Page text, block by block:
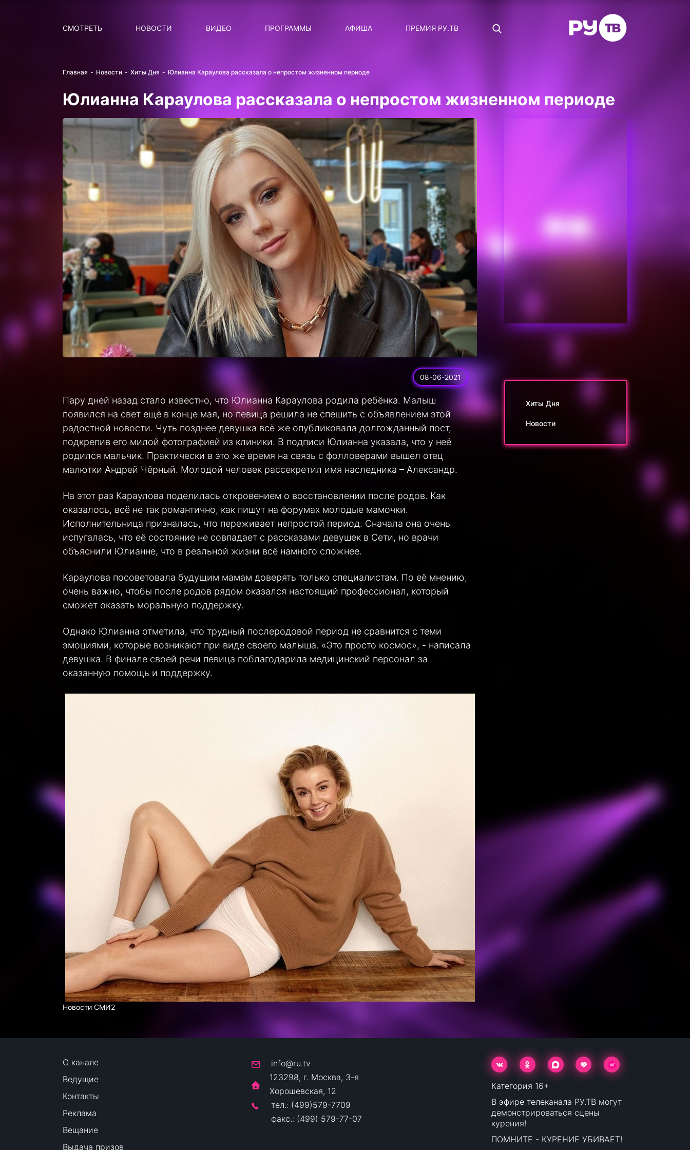
СМОТРЕТЬ НОВОСТИ
ВИДЕО
ПРОГРАММЫ
СТАТУС: В СЕТИ
СИЯЙ ПО-ЗВЁЗДНОМУ
ЛИЧНЫЙ ВОПРОС
ДОТЯНИСЬ ДО ЗВЁЗД
АФИША ПРЕМИЯ РУ.ТВ
Главная Новости Хиты Дня Юлианна Караулова рассказала о непростом жизненном периоде
Юлианна Караулова рассказала о непростом жизненном периоде
08-06-2021
Пару дней назад стало известно, что Юлианна Караулова родила ребёнка. Малыш
появился на свет ещё в конце мая, но певица решила не спешить с объявлением этой
радостной новости. Чуть позднее девушка всё же опубликовала долгожданный пост,
подкрепив его милой фотографией из клиники. В подписи Юлианна указала, что у неё
родился мальчик. Практически в это же время на связь с фолловерами вышел отец
малютки Андрей Чёрный. Молодой человек рассекретил имя наследника – Александр.
На этот раз Караулова поделилась откровением о восстановлении после родов. Как
оказалось, всё не так романтично, как пишут на форумах молодые мамочки.
Исполнительница призналась, что переживает непростой период. Сначала она очень
испугалась, что её состояние не совпадает с рассказами девушек в Сети, но врачи
объяснили Юлианне, что в реальной жизни всё намного сложнее.
Караулова посоветовала будущим мамам доверять только специалистам. По её мнению,
очень важно, чтобы после родов рядом оказался настоящий профессионал, который
сможет оказать моральную поддержку.
Однако Юлианна отметила, что трудный послеродовой период не сравнится с теми
эмоциями, которые возникают при виде своего малыша. «Это просто космос», - написала
девушка. В финале своей речи певица поблагодарила медицинский персонал за
оказанную помощь и поддержку.
Новости СМИ2
Хиты Дня
Новости
О канале
Ведущие
Контакты
Реклама
Вещание
Выдача призов
info@ru.tv
123298, г. Москва, 3-я
Хорошевская, 12
тел.: (499)579-7709
факс.: (499) 579-77-07
Категория 16+
В эфире телеканала РУ.ТВ могут
демонстрироваться сцены
курения!
ПОМНИТЕ - КУРЕНИЕ УБИВАЕТ!